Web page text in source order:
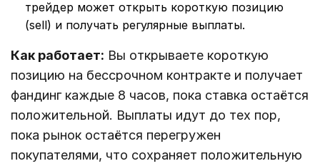
трейдер может открыть короткую позицию
(sell) и получать регулярные выплаты.
Как работает: Вы открываете короткую
позицию на бессрочном контракте и получает
фандинг каждые 8 часов, пока ставка остаётся
положительной. Выплаты идут до тех пор,
пока рынок остаётся перегружен
покупателями, что сохраняет положительную